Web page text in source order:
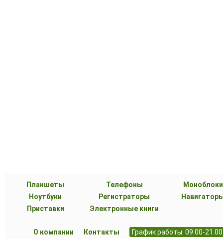
Планшеты Телефоны
Моноблоки
Ноутбуки
Регистраторы
Приставки
Электронные книги
О компании Контакты График работы: 09.00-21.00